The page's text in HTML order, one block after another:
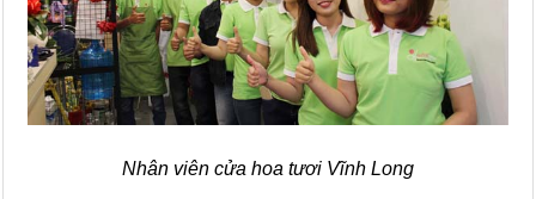
Nhân viên cửa hoa tươi Vĩnh Long